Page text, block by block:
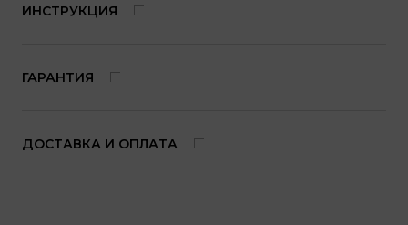
ИНСТРУКЦИЯ
ГАРАНТИЯ
ДОСТАВКА И ОПЛАТА